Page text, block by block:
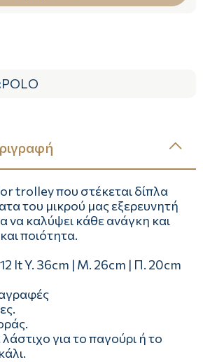
POLO
trolley που στέκεται δίπλα
του μικρού μας εξερευνητή
να καλύψει κάθε ανάγκη και
ποιότητα.
lt Y. 36cm | Μ. 26cm | Π. 20cm
για το παγούρι ή το